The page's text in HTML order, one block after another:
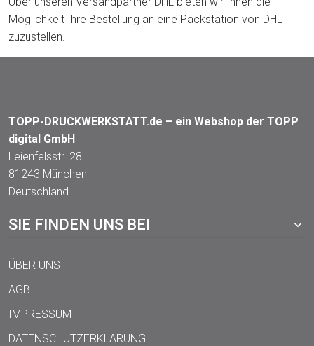
Möglichkeit Ihre Bestellung an eine Packstation von DHL
zuzustellen.
TOPP-DRUCKWERKSTATT.de – ein Webshop der TOPP
digital GmbH
Leienfelsstr. 28
81243 München
Deutschland
SIE FINDEN UNS BEI
ÜBER UNS
AGB
IMPRESSUM
DATENSCHUTZERKLÄRUNG